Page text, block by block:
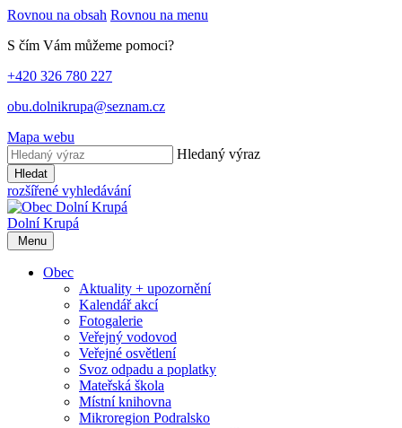
Rovnou na obsah Rovnou na menu
S čím Vám můžeme pomoci?
+420 326 780 227
obu.dolnikrupa@seznam.cz
Mapa webu
Hledaný výraz
Hledat
rozšířené vyhledávání
Dolní Krupá
Menu
Obec
Aktuality + upozornění
Kalendář akcí
Fotogalerie
Veřejný vodovod
Veřejné osvětlení
Svoz odpadu a poplatky
Mateřská škola
Místní knihovna
Mikroregion Podralsko